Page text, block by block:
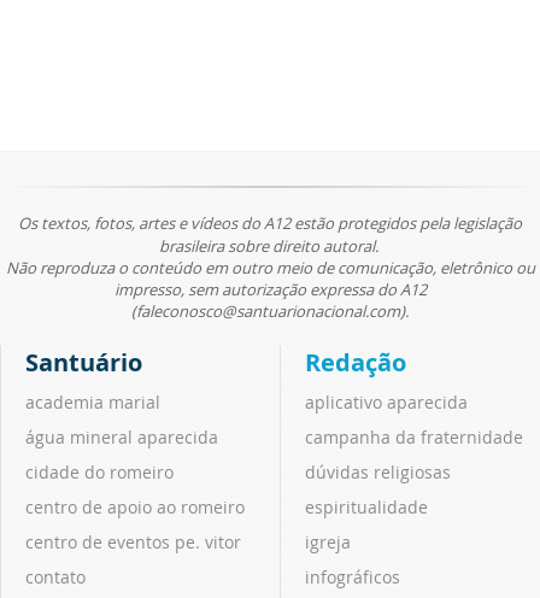
Os textos, fotos, artes e vídeos do A12 estão protegidos pela legislação
brasileira sobre direito autoral.
Não reproduza o conteúdo em outro meio de comunicação, eletrônico ou
impresso, sem autorização expressa do A12
(faleconosco@santuarionacional.com).
Santuário
academia marial
água mineral aparecida
cidade do romeiro
centro de apoio ao romeiro
centro de eventos pe. vitor
contato
Redação
aplicativo aparecida
campanha da fraternidade
dúvidas religiosas
espiritualidade
igreja
infográficos